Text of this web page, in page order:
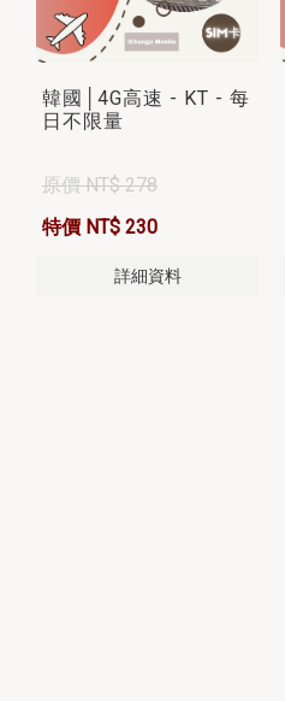
韓國│4G高速 - KT - 每
日不限量
原價 NT$ 278
特價 NT$ 230
詳細資料